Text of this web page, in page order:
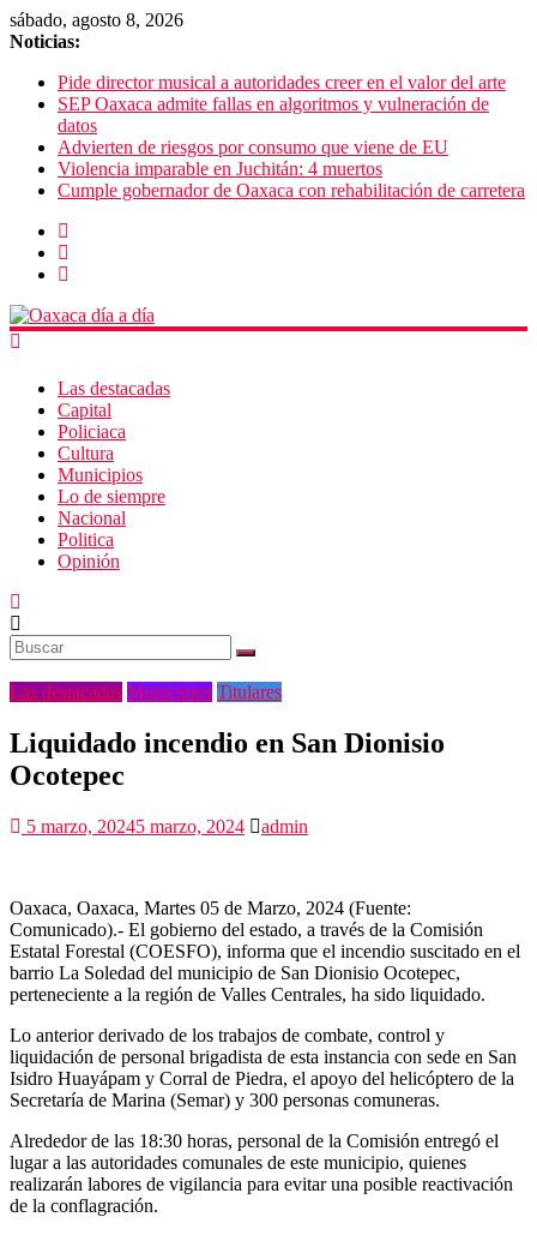
sábado, agosto 8, 2026
Noticias:
Pide director musical a autoridades creer en el valor del arte
SEP Oaxaca admite fallas en algoritmos y vulneración de
datos
Advierten de riesgos por consumo que viene de EU
Violencia imparable en Juchitán: 4 muertos
Cumple gobernador de Oaxaca con rehabilitación de carretera
Las destacadas
Capital
Policiaca
Cultura
Municipios
Lo de siempre
Nacional
Politica
Opinión
Las destacadas Municipios Titulares
Liquidado incendio en San Dionisio
Ocotepec
5 marzo, 20245 marzo, 2024 admin
Oaxaca, Oaxaca, Martes 05 de Marzo, 2024 (Fuente:
Comunicado).- El gobierno del estado, a través de la Comisión
Estatal Forestal (COESFO), informa que el incendio suscitado en el
barrio La Soledad del municipio de San Dionisio Ocotepec,
perteneciente a la región de Valles Centrales, ha sido liquidado.
Lo anterior derivado de los trabajos de combate, control y
liquidación de personal brigadista de esta instancia con sede en San
Isidro Huayápam y Corral de Piedra, el apoyo del helicóptero de la
Secretaría de Marina (Semar) y 300 personas comuneras.
Alrededor de las 18:30 horas, personal de la Comisión entregó el
lugar a las autoridades comunales de este municipio, quienes
realizarán labores de vigilancia para evitar una posible reactivación
de la conflagración.